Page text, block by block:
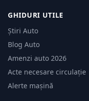
GHIDURI UTILE
Știri Auto
Blog Auto
Amenzi auto 2026
Acte necesare circulație
Alerte mașină